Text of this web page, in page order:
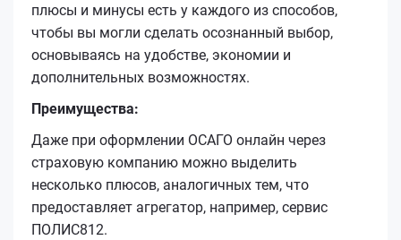
плюсы и минусы есть у каждого из способов,
чтобы вы могли сделать осознанный выбор,
основываясь на удобстве, экономии и
дополнительных возможностях.
Преимущества:
Даже при оформлении ОСАГО онлайн через
страховую компанию можно выделить
несколько плюсов, аналогичных тем, что
предоставляет агрегатор, например, сервис
ПОЛИС812.